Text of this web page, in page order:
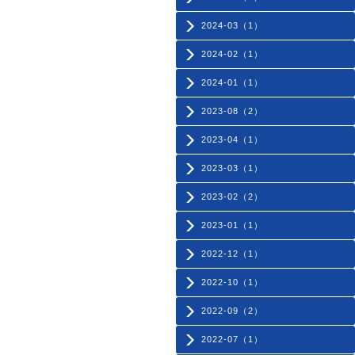
2024-03（1）
2024-02（1）
2024-01（1）
2023-08（2）
2023-04（1）
2023-03（1）
2023-02（2）
2023-01（1）
2022-12（1）
2022-10（1）
2022-09（2）
2022-07（1）